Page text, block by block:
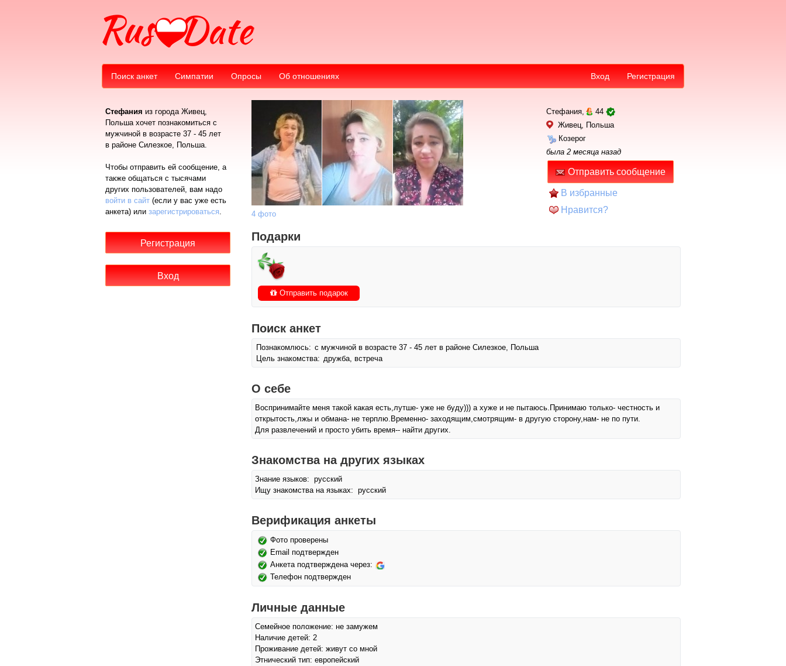
Поиск анкет Симпатии Опросы Об отношениях Регистрация
Вход
Стефания из города Живец,
Польша хочет познакомиться с
мужчиной в возрасте 37 - 45 лет
в районе Силезкое, Польша.
Чтобы отправить ей сообщение, а
также общаться с тысячами
других пользователей, вам надо
войти в сайт (если у вас уже есть
анкета) или зарегистрироваться. 4 фото
Стефания,
44
Живец, Польша
Козерог
была 2 месяца назад
Отправить сообщение
В избранные
Нравится?
Подарки
Отправить подарок
Поиск анкет
Познакомлюсь: с мужчиной в возрасте 37 - 45 лет в районе Силезкое, Польша
Цель знакомства: дружба, встреча
О себе
Воспринимайте меня такой какая есть,лутше- уже не буду))) а хуже и не пытаюсь.Принимаю только- честность и
открытость,лжы и обмана- не терплю.Временно- заходящим,смотрящим- в другую сторону,нам- не по пути.
Для развлечений и просто убить время-- найти других.
Знакомства на других языках
Знание языков: русский
Ищу знакомства на языках: русский
Верификация анкеты
Фото проверены
Email подтвержден
Анкета подтверждена через:
Телефон подтвержден
Личные данные
Семейное положение: не замужем
Наличие детей: 2
Проживание детей: живут со мной
Этнический тип: европейский